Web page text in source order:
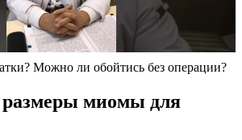
Можно ли обойтись без операции?
миомы для